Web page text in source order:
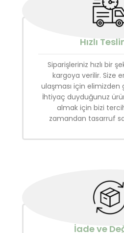
Hızlı
Siparişleriniz hızlı bir
kargoya verilir. Size
ulaşması için elimizden
İhtiyaç duyduğunuz
almak için bizi
zamandan tasarruf
İade ve